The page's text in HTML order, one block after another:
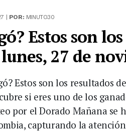
| POR: MINUTO30
Estos son
27 de
Estos son los resultados
si eres uno de los
por el Dorado Mañana se
capturando la